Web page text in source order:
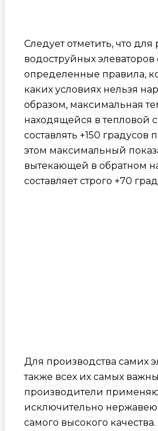
Следует отметить, что для
водоструйных элеваторов
определенные правила,
каких условиях нельзя
образом, максимальная
находящейся в тепловой
составлять +150
этом максимальный
вытекающей в обратном
составляет строго +70
Для производства самих
также всех их самых
производители
исключительно
самого высокого